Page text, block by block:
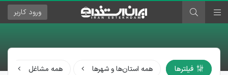
ورود کاربر
فیلترها همه استان‌ها و شهرها همه مشاغل